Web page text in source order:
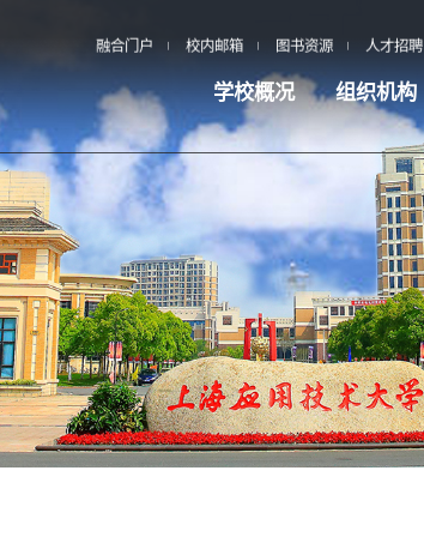
融合门户 校内邮箱 图书资源 人才招聘
学校概况 组织机构